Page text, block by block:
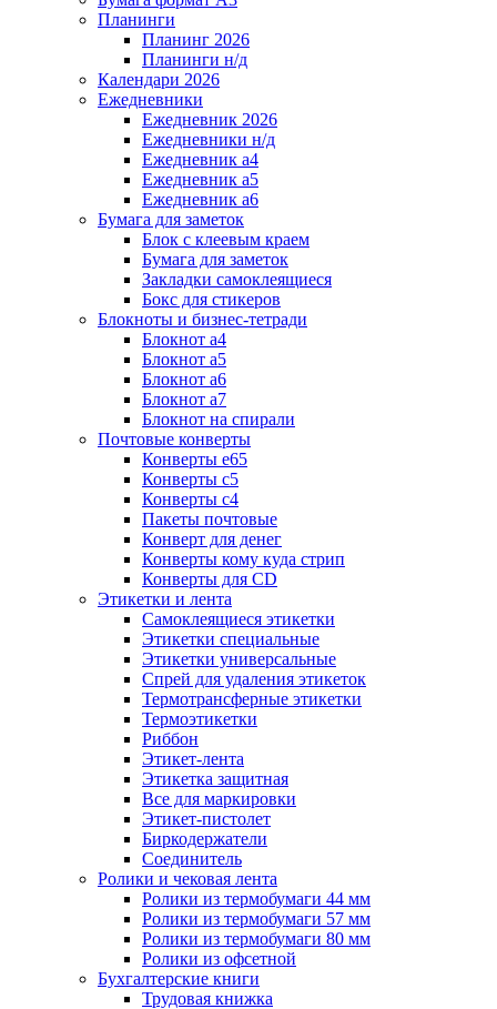
Планинги
Планинг 2026
Планинги н/д
Календари 2026
Ежедневники
Ежедневник 2026
Ежедневники н/д
Ежедневник а4
Ежедневник а5
Ежедневник а6
Бумага для заметок
Блок с клеевым краем
Бумага для заметок
Закладки самоклеящиеся
Бокс для стикеров
Блокноты и бизнес-тетради
Блокнот а4
Блокнот а5
Блокнот а6
Блокнот а7
Блокнот на спирали
Почтовые конверты
Конверты е65
Конверты с5
Конверты с4
Пакеты почтовые
Конверт для денег
Конверты кому куда стрип
Конверты для CD
Этикетки и лента
Самоклеящиеся этикетки
Этикетки специальные
Этикетки универсальные
Спрей для удаления этикеток
Термотрансферные этикетки
Термоэтикетки
Риббон
Этикет-лента
Этикетка защитная
Все для маркировки
Этикет-пистолет
Биркодержатели
Соединитель
Ролики и чековая лента
Ролики из термобумаги 44 мм
Ролики из термобумаги 57 мм
Ролики из термобумаги 80 мм
Ролики из офсетной
Бухгалтерские книги
Трудовая книжка